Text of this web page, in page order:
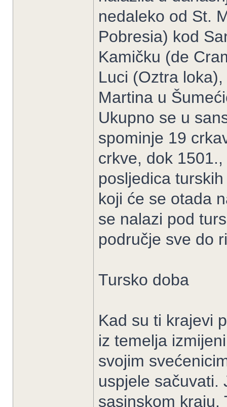
nedaleko od St.
Pobresia) kod
Kamičku (de
Luci (Oztra
Martina u
Ukupno se u
spominje 19
crkve, dok
posljedica
koji će se otada
se nalazi pod
područje sve do
Tursko doba
Kad su ti krajevi
iz temelja
svojim
uspjele sačuvati.
sasinskom kraju.